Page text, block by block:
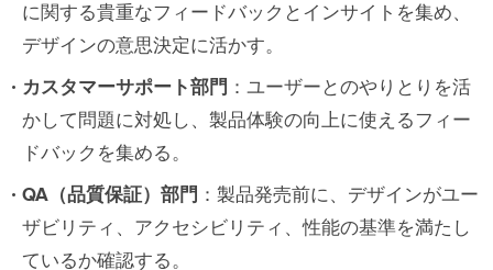
に関する貴重なフィードバックとインサイトを集め、
デザインの意思決定に活かす。
カスタマーサポート部門 ：ユーザーとのやりとりを活
かして問題に対処し、製品体験の向上に使えるフィー
ドバックを集める。
QA（品質保証）部門 ：製品発売前に、デザインがユー
ザビリティ、アクセシビリティ、性能の基準を満たし
ているか確認する。